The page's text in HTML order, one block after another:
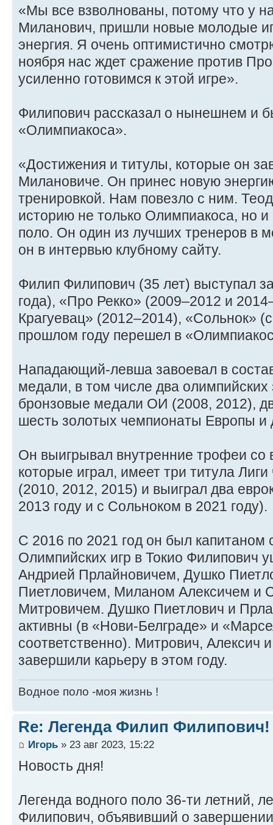
«Мы все взволнованы, потому что у
Миланович, пришли новые молодые
энергия. Я очень оптимистично
ноября нас ждет сражение против
усиленно готовимся к этой игре».
Филипович рассказал о нынешнем и
«Олимпиакоса».
«Достижения и титулы, которые он
Милановиче. Он принес новую
тренировкой. Нам повезло с ним.
историю не только Олимпиакоса, но и
поло. Он один из лучших тренеров в
он в интервью клубному сайту.
Филип Филипович (35 лет) выступал
года), «Про Рекко» (2009–2012 и
Крагуевац» (2012–2014), «Сольнок»
прошлом году перешел в
Нападающий-левша завоевал в
медали, в том числе два
бронзовые медали ОИ (2008, 2012),
шесть золотых чемпионаты Европы и
Он выигрывал внутренние трофеи со
которые играл, имеет три титула
(2010, 2012, 2015) и выиграл два
2013 году и с Сольноком в 2021 году).
С 2016 по 2021 год он был
Олимпийских игр в Токио Филипович
Андрией Прлайновичем, Душко
Пиетловичем, Миланом Алексичем и
Митровичем. Душко Пиетлович и
активны (в «Нови-Белграде» и
соответственно). Митрович, Алексич
завершили карьеру в этом году.
Водное поло -моя жизнь !
Re: Легенда Филип Филипович!
Игорь » 23 авг 2023, 15:22
Новость дня!
Легенда водного поло 36-ти летний,
Филипович, объявивший о